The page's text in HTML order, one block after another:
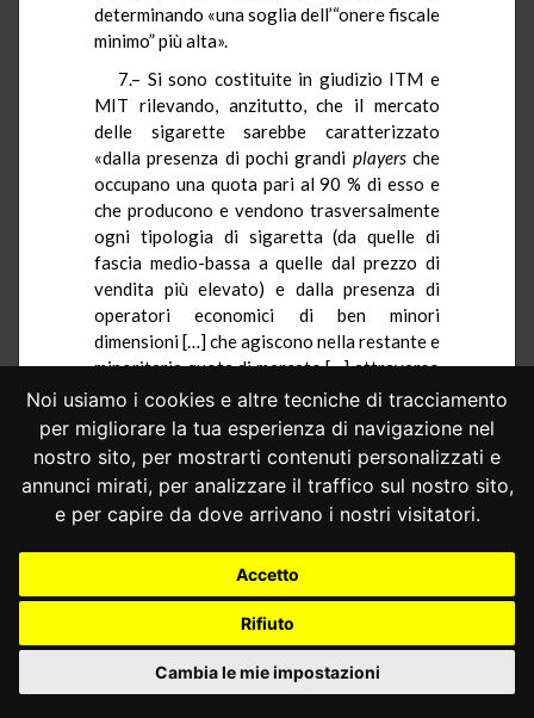
Noi usiamo i cookies e altre tecniche di tracciamento
per migliorare la tua esperienza di navigazione nel
nostro sito, per mostrarti contenuti personalizzati e
annunci mirati, per analizzare il traffico sul nostro sito,
e per capire da dove arrivano i nostri visitatori.
Accetto
Rifiuto
Cambia le mie impostazioni
determinando «una soglia dell’“onere fiscale
minimo” più alta».
7.– Si sono costituite in giudizio ITM e
MIT rilevando, anzitutto, che il mercato
delle sigarette sarebbe caratterizzato
«dalla presenza di pochi grandi playersche
occupano una quota pari al 90 % di esso e
che producono e vendono trasversalmente
ogni tipologia di sigaretta (da quelle di
fascia medio-bassa a quelle dal prezzo di
vendita più elevato) e dalla presenza di
operatori economici di ben minori
dimensioni […] che agiscono nella restante e
minoritaria quota di mercato […] attraverso
la produzione e la vendita di sigarette il cui
prezzo si colloca in una fascia medio-bassa
(4,50-4,70 €/pacchetto)».
Pertanto, «l’onere fiscale minimo e
l’accisa ordinaria si applicano,
annuali», con «una drastica riduzione» dei
«ricavi di vendita (c.d. “quota fornitore”)»
esclusivamente per le «sigarette il cui
prezzo si colloca al di sotto della soglia
dettata dall’onere fiscale minimo».